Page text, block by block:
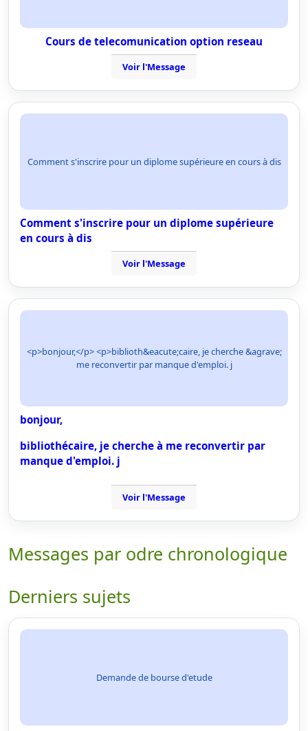
Cours de telecomunication option reseau
Voir l'Message
Comment s'inscrire pour un diplome supérieure en cours à dis
Comment s'inscrire pour un diplome supérieure
en cours à dis
Voir l'Message
<p>bonjour,</p> <p>biblioth&eacute;caire, je cherche &agrave;
me reconvertir par manque d'emploi. j
bonjour,
bibliothécaire, je cherche à me reconvertir par
manque d'emploi. j
Voir l'Message
Messages par odre chronologique
Derniers sujets
Demande de bourse d'etude